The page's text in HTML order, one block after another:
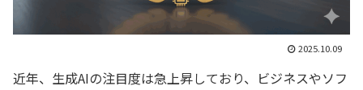
2025.10.09
近年、生成AIの注目度は急上昇しており、ビジネスやソフ